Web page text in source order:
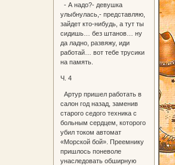
- А надо?- девушка
улыбнулась,- представляю,
зайдет кто-нибудь, а тут ты
сидишь… без штанов… ну
да ладно, развяжу, иди
работай… вот тебе трусики
на память.
Ч. 4
Артур пришел работать в
салон год назад, заменив
старого седого техника с
больным сердцем, которого
убил током автомат
«Морской бой». Преемнику
пришлось поневоле
унаследовать обширную